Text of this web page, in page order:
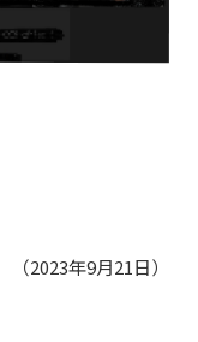
（2023年9月21日）